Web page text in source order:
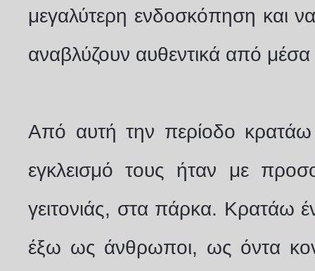
μεγαλύτερη ενδοσκόπηση και
αναβλύζουν αυθεντικά από
Από αυτή την περίοδο
εγκλεισμό τους ήταν με
γειτονιάς, στα πάρκα. Κρατάω
έξω ως άνθρωποι, ως όντα